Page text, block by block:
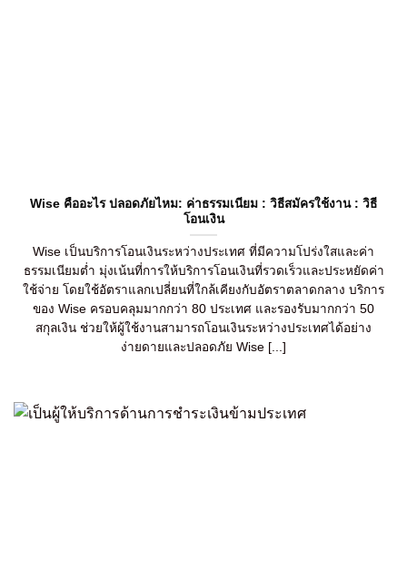
Wise คืออะไร ปลอดภัยไหม: ค่าธรรมเนียม : วิธีสมัครใช้งาน : วิธี
โอนเงิน
Wise เป็นบริการโอนเงินระหว่างประเทศ ที่มีความโปร่งใสและค่า
ธรรมเนียมต่ำ มุ่งเน้นที่การให้บริการโอนเงินที่รวดเร็วและประหยัดค่า
ใช้จ่าย โดยใช้อัตราแลกเปลี่ยนที่ใกล้เคียงกับอัตราตลาดกลาง บริการ
ของ Wise ครอบคลุมมากกว่า 80 ประเทศ และรองรับมากกว่า 50
สกุลเงิน ช่วยให้ผู้ใช้งานสามารถโอนเงินระหว่างประเทศได้อย่าง
ง่ายดายและปลอดภัย Wise [...]